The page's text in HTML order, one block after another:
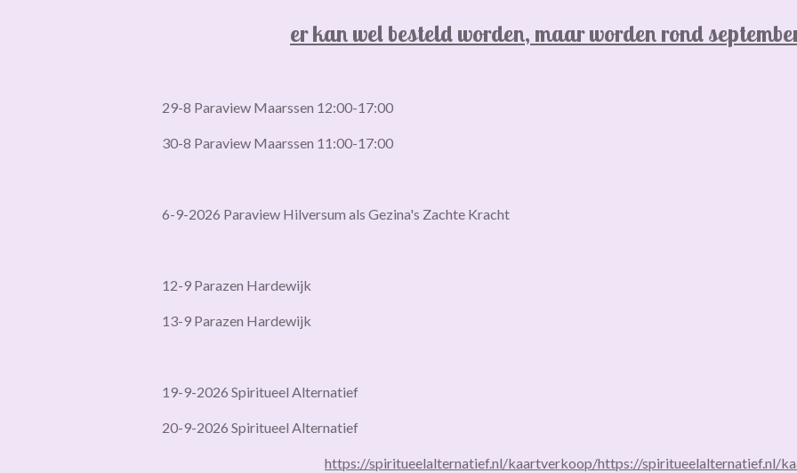
er kan wel besteld worden, maar worden rond
29-8 Paraview Maarssen 12:00-17:00
30-8 Paraview Maarssen 11:00-17:00
6-9-2026 Paraview Hilversum als Gezina's Zachte Kracht
12-9 Parazen Hardewijk
13-9 Parazen Hardewijk
19-9-2026 Spiritueel Alternatief
20-9-2026 Spiritueel Alternatief
https://spiritueelalternatief.nl/kaartverkoop/https://spiritueelalternatief.nl/